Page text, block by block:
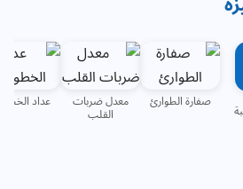
صفارة الطوارئ معدل ضربات
القلب
عداد